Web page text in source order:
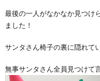
最後の一人がなかなか見つけ
ました！
サンタさん椅子の裏に隠れて
無事サンタさん全員見つけて